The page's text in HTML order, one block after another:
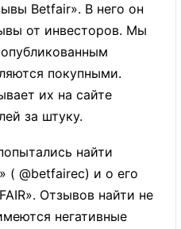
Betfair». В него он
от инвесторов. Мы
покупными.
их на сайте
за штуку.
найти
( @betfairec) и о его
Отзывов найти не
негативные